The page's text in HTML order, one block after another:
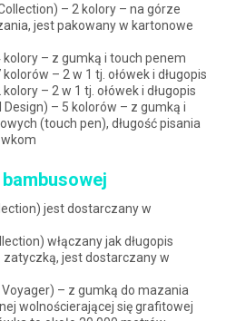
– 2 kolory – na górze
jest pakowany w kartonowe
– z gumką i touch penem
– 2 w 1 tj. ołówek i długopis
– 2 w 1 tj. ołówek i długopis
– 5 kolorów – z gumką i
(touch pen), długość pisania
jest dostarczany w
włączany jak długopis
jest dostarczany w
– z gumką do mazania
wolnościerającej się grafitowej